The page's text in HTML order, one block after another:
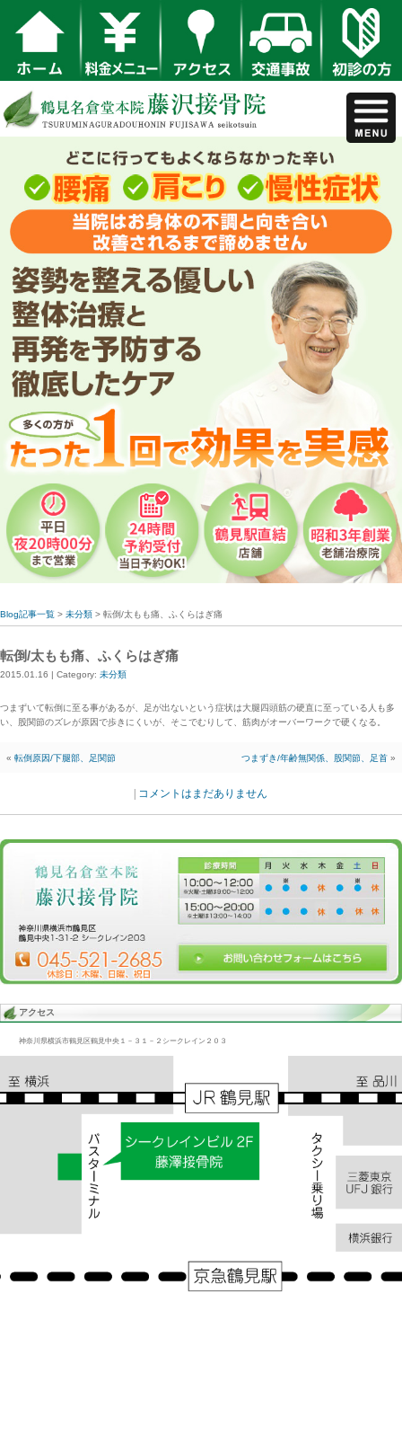
Blog記事一覧>未分類> 転倒/太もも痛、ふくらはぎ痛
転倒/太もも痛、ふくらはぎ痛
2015.01.16 | Category:未分類
つまずいて転倒に至る事があるが、足が出ないという症状は大腿四
い、股関節のズレが原因で歩きにくいが、そこでむりして、筋肉が
つまず
転倒原因/下腿部、足関節
|コメントはまだありません